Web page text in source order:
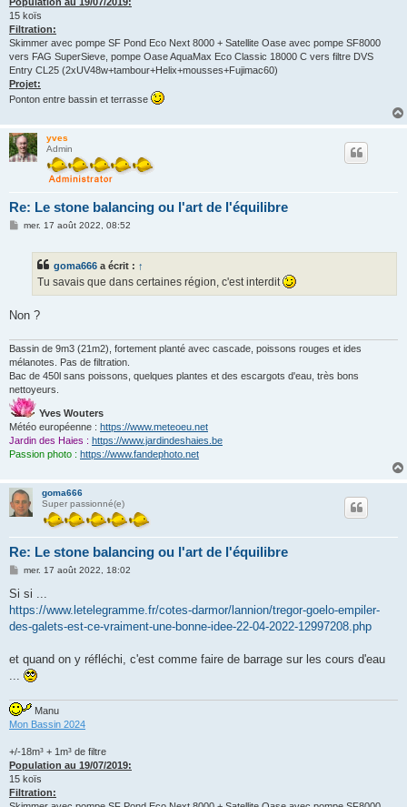
Population au 19/07/2019:
15 koïs
Filtration:
Skimmer avec pompe SF Pond Eco Next 8000 + Satellite Oase avec pompe SF8000
vers FAG SuperSieve, pompe Oase AquaMax Eco Classic 18000 C vers filtre DVS
Entry CL25 (2xUV48w+tambour+Helix+mousses+Fujimac60)
Projet:
Ponton entre bassin et terrasse
yves
Admin
Re: Le stone balancing ou l'art de l'équilibre
Mmer. 17 août 2022, 08:52
goma666 a écrit : ↑
Tu savais que dans certaines région, c'est interdit
Non ?
Bassin de 9m3 (21m2), fortement planté avec cascade, poissons rouges et ides
mélanotes. Pas de filtration.
Bac de 450l sans poissons, quelques plantes et des escargots d'eau, très bons
nettoyeurs.
Yves Wouters
Météo européenne : https://www.meteoeu.net
Jardin des Haies : https://www.jardindeshaies.be
Passion photo : https://www.fandephoto.net
goma666
Super passionné(e)
Re: Le stone balancing ou l'art de l'équilibre
M
s
a
g
mer. 17 août 2022, 18:02
Si si ...
https://www.letelegramme.fr/cotes-darmor/lannion/tregor-goelo-empiler-
des-galets-est-ce-vraiment-une-bonne-idee-22-04-2022-12997208.php
et quand on y réfléchi, c'est comme faire de barrage sur les cours d'eau
Manu
Mon Bassin 2024
+/-18m³ + 1m³ de filtre
Population au 19/07/2019:
15 koïs
Filtration: